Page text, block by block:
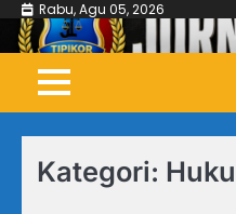
Skip
content
Rabu, Agu 05, 2026
Kategori: